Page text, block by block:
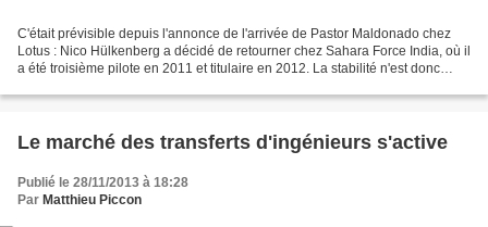
C'était prévisible depuis l'annonce de l'arrivée de Pastor Maldonado chez
Lotus : Nico Hülkenberg a décidé de retourner chez Sahara Force India, où il
a été troisième pilote en 2011 et titulaire en 2012. La stabilité n'est donc
Le marché des transferts d'ingénieurs s'active
Publié le 28/11/2013 à 18:28
Par Matthieu Piccon